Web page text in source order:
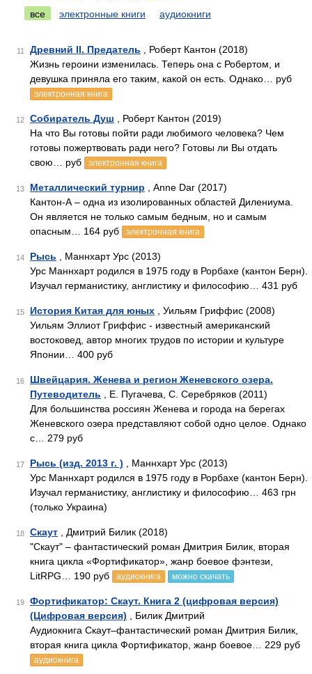
все
электронные книги аудиокниги
11 Древний II. Предатель , Роберт Кантон (2018)
Жизнь героини изменилась. Теперь она с Робертом, и
девушка приняла его таким, какой он есть. Однако… руб
электронная книга
12 Собиратель Душ , Роберт Кантон (2019)
На что Вы готовы пойти ради любимого человека? Чем
готовы пожертвовать ради него? Готовы ли Вы отдать
свою… руб
электронная книга
13 Металлический турнир , Anne Dar (2017)
Кантон-А – одна из изолированных областей Дилениума.
Он является не только самым бедным, но и самым
опасным… 164 руб
электронная книга
14 Рысь , Маннхарт Урс (2013)
Урс Маннхарт родился в 1975 году в Рорбахе (кантон Берн).
Изучал германистику, англистику и философию… 431 руб
15 История Китая для юных , Уильям Гриффис (2008)
Уильям Эллиот Гриффис - известный американский
востоковед, автор многих трудов по истории и культуре
Японии… 400 руб
16
Швейцария. Женева и регион Женевского озера.
Путеводитель , Е. Пугачева, С. Серебряков (2011)
Для большинства россиян Женева и города на берегах
Женевского озера представляют собой одно целое. Однако
с… 279 руб
17 Рысь (изд. 2013 г. ) , Маннхарт Урс (2013)
Урс Маннхарт родился в 1975 году в Рорбахе (кантон Берн).
Изучал германистику, англистику и философию… 463 грн
(только Украина)
18 Скаут , Дмитрий Билик (2018)
"Скаут" – фантастический роман Дмитрия Билик, вторая
книга цикла «Фортификатор», жанр боевое фэнтези,
LitRPG… 190 руб
аудиокнига можно скачать
19
Фортификатор: Скаут. Книга 2 (цифровая версия)
(Цифровая версия) , Билик Дмитрий
Аудиокнига Скаут–фантастический роман Дмитрия Билик,
вторая книга цикла Фортификатор, жанр боевое… 229 руб
аудиокнига